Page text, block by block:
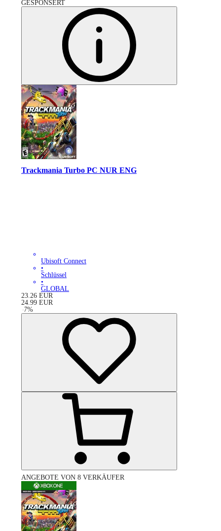
GESPONSERT
Trackmania Turbo PC NUR ENG
Ubisoft Connect
•
Schlüssel
•
GLOBAL
23.26 EUR
24.99 EUR
-7%
ANGEBOTE VON 8 VERKÄUFER